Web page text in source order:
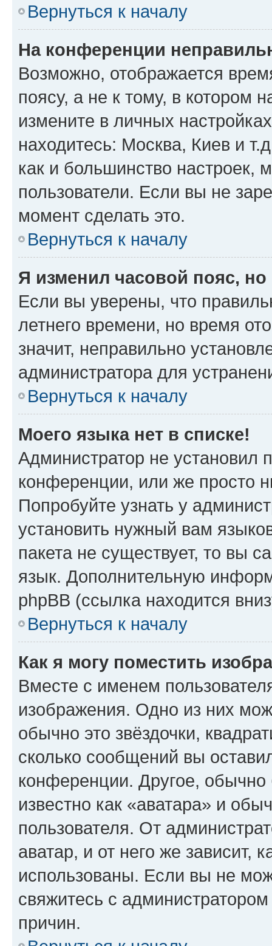
Вернуться к началу
На конференции
Возможно, отображается
поясу, а не к тому, в котором
измените в личных
находитесь: Москва, Киев и
как и большинство настроек,
пользователи. Если вы не
момент сделать это.
Вернуться к началу
Я изменил часовой пояс,
Если вы уверены, что
летнего времени, но время
значит, неправильно
администратора для
Вернуться к началу
Моего языка нет в списке!
Администратор не установил
конференции, или же просто
Попробуйте узнать у
установить нужный вам
пакета не существует, то вы
язык. Дополнительную
phpBB (ссылка находится
Вернуться к началу
Как я могу поместить
Вместе с именем
изображения. Одно из них
обычно это звёздочки,
сколько сообщений вы
конференции. Другое,
известно как «аватара» и
пользователя. От
аватар, и от него же зависит,
использованы. Если вы не
свяжитесь с
причин.